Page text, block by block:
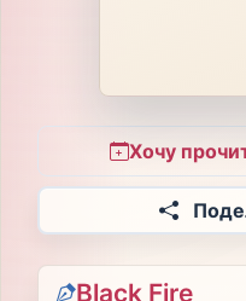
Хочу
Black Fire